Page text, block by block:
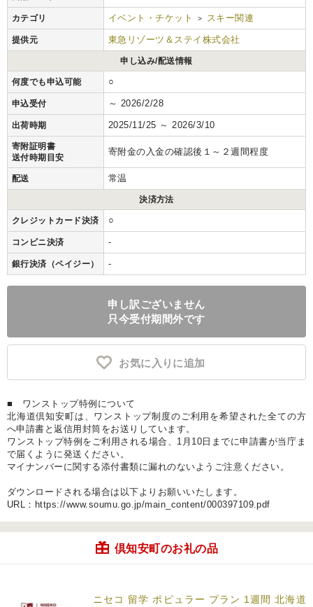
カテゴリ イベント・チケット > スキー関連
提供元 東急リゾーツ＆ステイ株式会社
申し込み/配送情報
何度でも申込可能 ○
申込受付 ～ 2026/2/28
出荷時期 2025/11/25 ～ 2026/3/10
寄附証明書
送付時期目安
寄附金の入金の確認後１～２週間程度
配送 常温
決済方法
クレジットカード決済 ○
コンビニ決済 -
銀行決済（ペイジー） -
申し訳ございません
只今受付期間外です
お気に入りに追加
■ ワンストップ特例について
北海道倶知安町は、ワンストップ制度のご利用を希望された全ての方
へ申請書と返信用封筒をお送りしています。
ワンストップ特例をご利用される場合、1月10日までに申請書が当庁ま
で届くように発送ください。
マイナンバーに関する添付書類に漏れのないようご注意ください。
ダウンロードされる場合は以下よりお願いいたします。
URL：https://www.soumu.go.jp/main_content/000397109.pdf
倶知安町のお礼の品
ニセコ 留学 ポピュラー プラン 1週間 北海道